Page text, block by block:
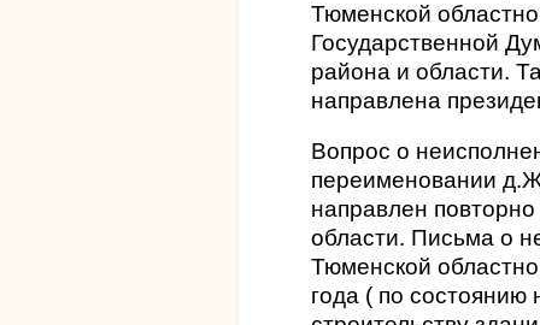
Тюменской
Государственной
района и области.
направлена
Вопрос о
переименовании
направлен
области. Письма о
Тюменской
года ( по состоянию